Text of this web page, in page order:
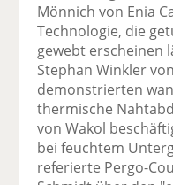
Mönnich von Enia
Technologie, die
gewebt erscheinen
Stephan Winkler
demonstrierten
thermische
von Wakol
bei feuchtem
referierte Pergo-